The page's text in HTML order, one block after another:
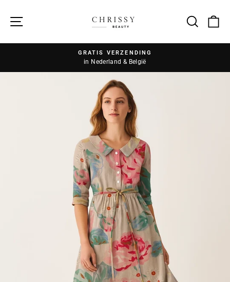
Zoek
GRATIS VERZENDING
in Nederland & België